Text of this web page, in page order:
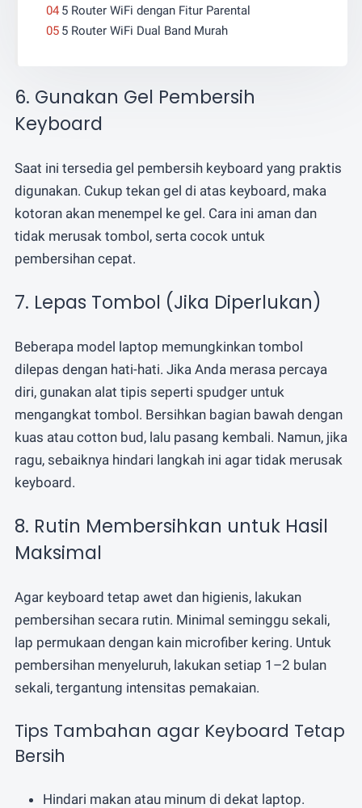
5 Router WiFi dengan Fitur Parental
5 Router WiFi Dual Band Murah
6. Gunakan Gel Pembersih
Keyboard
Saat ini tersedia gel pembersih keyboard yang praktis
digunakan. Cukup tekan gel di atas keyboard, maka
kotoran akan menempel ke gel. Cara ini aman dan
tidak merusak tombol, serta cocok untuk
pembersihan cepat.
7. Lepas Tombol (Jika Diperlukan)
Beberapa model laptop memungkinkan tombol
dilepas dengan hati-hati. Jika Anda merasa percaya
diri, gunakan alat tipis seperti spudger untuk
mengangkat tombol. Bersihkan bagian bawah dengan
kuas atau cotton bud, lalu pasang kembali. Namun, jika
ragu, sebaiknya hindari langkah ini agar tidak merusak
keyboard.
8. Rutin Membersihkan untuk Hasil
Maksimal
Agar keyboard tetap awet dan higienis, lakukan
pembersihan secara rutin. Minimal seminggu sekali,
lap permukaan dengan kain microfiber kering. Untuk
pembersihan menyeluruh, lakukan setiap 1–2 bulan
sekali, tergantung intensitas pemakaian.
Tips Tambahan agar Keyboard Tetap
Bersih
Hindari makan atau minum di dekat laptop.